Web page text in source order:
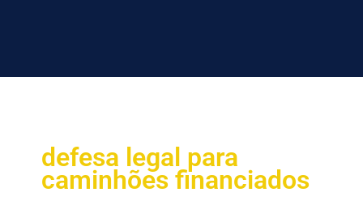
defesa legal para
caminhões financiados